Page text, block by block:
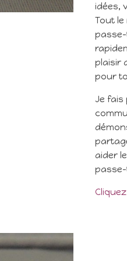
idées,
Tout
plaisir
pour
Je fais
aider